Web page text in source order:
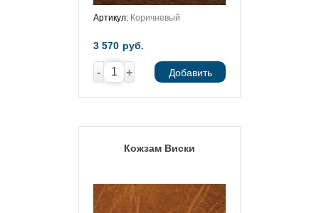
Артикул: Коричневый
3 570 руб.
- + Добавить
Кожзам Виски